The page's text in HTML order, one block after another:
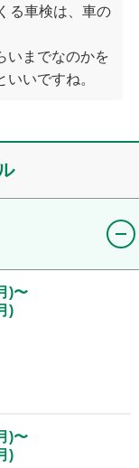
る車検は、車の
いまでなのかを
いですね。
)〜
)
)〜
)